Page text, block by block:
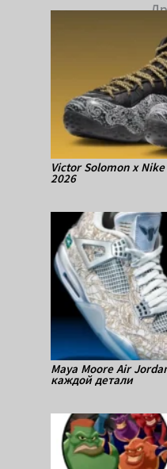
Victor Solomon x
2026
Maya Moore Air
каждой детали